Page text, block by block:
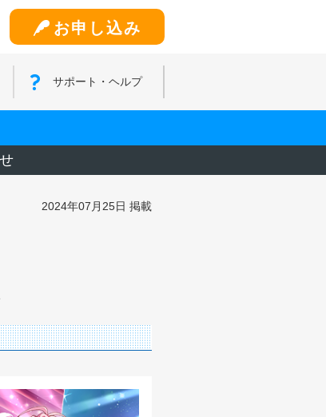
お申し込み
サポート・ヘルプ
2024年07月25日 掲載